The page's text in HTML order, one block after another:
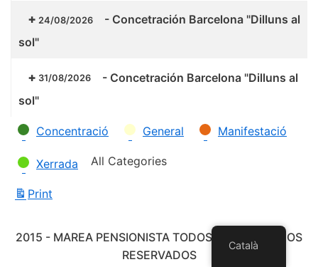
24/08/2026 - Concetración Barcelona "Dilluns al
sol"
31/08/2026 - Concetración Barcelona "Dilluns al
sol"
Categories
Concentració General Manifestació
Xerrada All Categories
Print
2015 - MAREA PENSIONISTA TODOS LOS DERECHOS
RESERVADOS
Català